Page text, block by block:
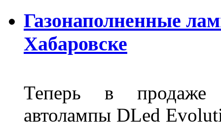
Газонаполненные
Хабаровске
Теперь в продаже
автолампы DLed